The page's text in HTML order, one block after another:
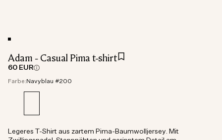
Adam - Casual Pima t-shirt
60 EUR
Farbe: Navyblau #200
Legeres T-Shirt aus zartem Pima-Baumwolljersey. Mit